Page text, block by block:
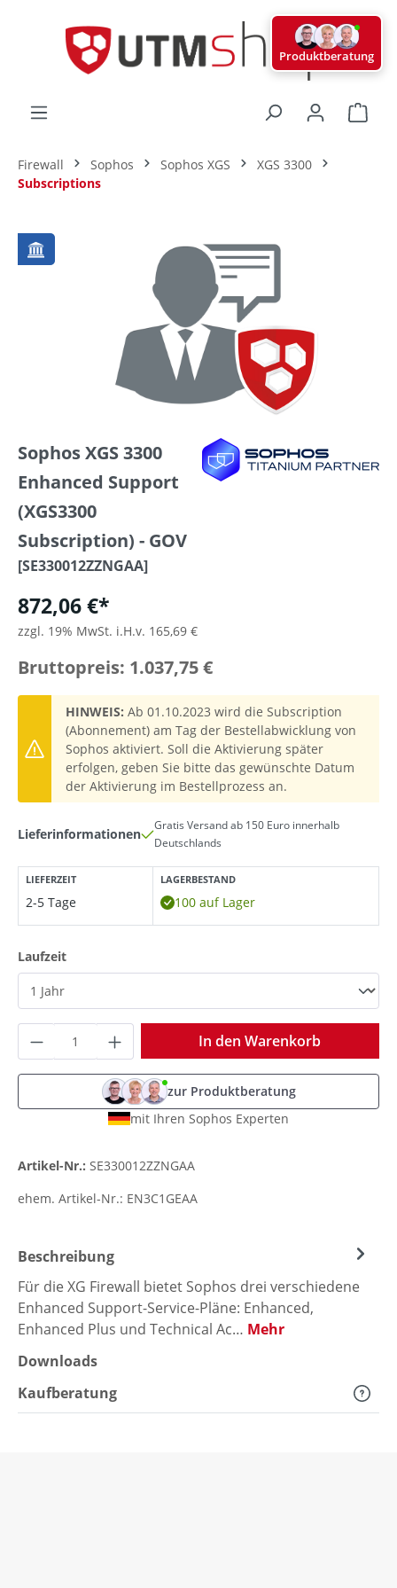
Firewall Sophos Sophos XGS
XGS 3300
Subscriptions
Bildergalerie überspringen
Sophos XGS 3300
Enhanced Support
(XGS3300
Subscription) - GOV
[SE330012ZZNGAA]
872,06 €*
zzgl. 19% MwSt. i.H.v. 165,69 €
Bruttopreis: 1.037,75 €
HINWEIS: Ab 01.10.2023 wird die Subscription
(Abonnement) am Tag der Bestellabwicklung von
Sophos aktiviert. Soll die Aktivierung später
erfolgen, geben Sie bitte das gewünschte Datum
der Aktivierung im Bestellprozess an.
Lieferinformationen
Gratis Versand ab 150 Euro innerhalb
Deutschlands
LIEFERZEIT
2-5 Tage
LAGERBESTAND
100 auf Lager
Laufzeitauswählen
Produkt Anzahl: Gib den gewünschten
In den Warenkorb
zur Produktberatung
mit Ihren Sophos Experten
Artikel-Nr.: SE330012ZZNGAA
ehem. Artikel-Nr.: EN3C1GEAA
Beschreibung
Für die XG Firewall bietet Sophos drei verschiedene
Enhanced Support-Service-Pläne: Enhanced,
Enhanced Plus und Technical Ac… Mehr
Downloads
Kaufberatung
Produktberatung